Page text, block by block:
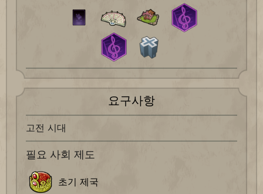
요구사항
고전 시대
필요 사회 제도
초기 제국